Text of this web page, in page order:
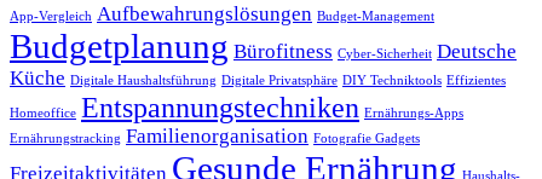
App-Vergleich Aufbewahrungslösungen Budget-Management
Budgetplanung Bürofitness Cyber-Sicherheit Deutsche
Küche Digitale Haushaltsführung Digitale Privatsphäre DIY Techniktools Effizientes
Homeoffice Entspannungstechniken Ernährungs-Apps
Ernährungstracking Familienorganisation Fotografie Gadgets
Freizeitaktivitäten Gesunde Ernährung Haushalts-